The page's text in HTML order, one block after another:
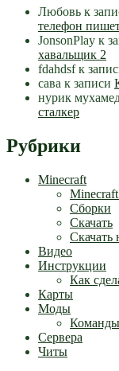
Любовь к
телефон
JonsonPlay к
хавальщик 2
fdahdsfк
сава к записи
нурик
сталкер
Рубрики
Minecraft
Сборки
Скачать
Скачать
Видео
Инструкции
Как
Карты
Моды
Команды
Сервера
Читы